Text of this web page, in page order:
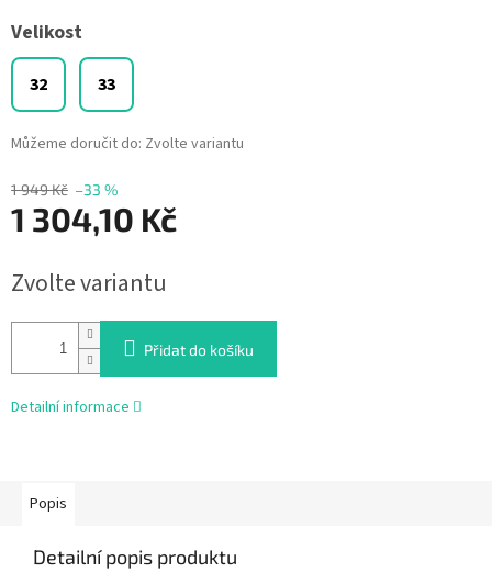
1 949 Kč –33 %
1 304,10 Kč
cena:
Zvolte variantu
Velikost
32 33
Můžeme doručit do: Zvolte variantu
Přidat do košíku
Detailní informace
Popis
Detailní popis produktu